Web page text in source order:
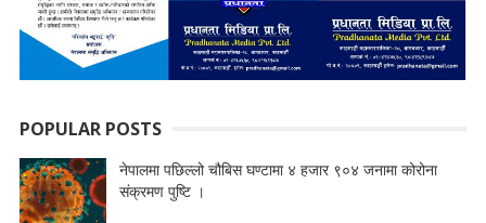
POPULAR POSTS
नेपालमा पछिल्लो चौबिस घण्टामा ४ हजार ९०४ जनामा कोरोना
संक्रमण पुष्टि ।